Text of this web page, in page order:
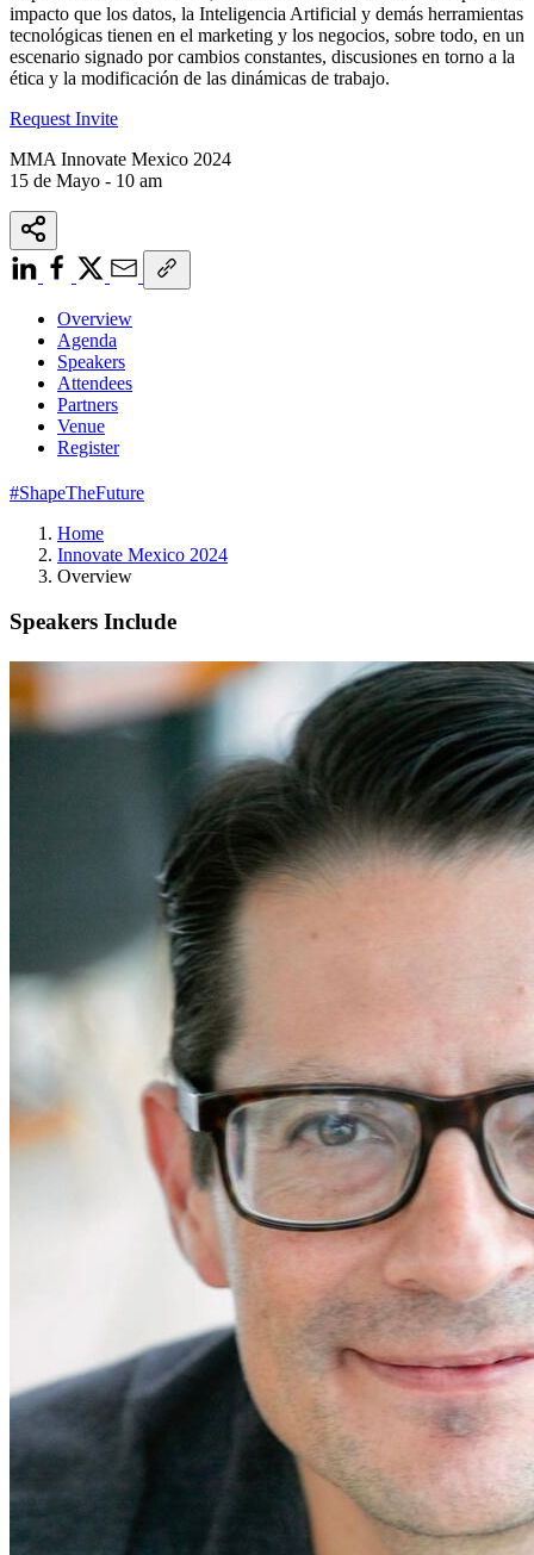
impacto que los datos, la Inteligencia Artificial y demás herramientas
tecnológicas tienen en el marketing y los negocios, sobre todo, en un
escenario signado por cambios constantes, discusiones en torno a la
ética y la modificación de las dinámicas de trabajo.
Request Invite
MMA Innovate Mexico 2024
15 de Mayo - 10 am
Overview
Agenda
Speakers
Attendees
Partners
Venue
Register
#ShapeTheFuture
Home
Innovate Mexico 2024
Overview
Speakers Include